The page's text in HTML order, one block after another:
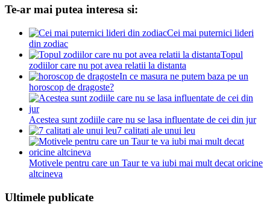
Te-ar mai putea interesa si:
Cei mai puternici lideri
din zodiac
Topul
zodiilor care nu pot avea relatii la distanta
In ce masura ne putem baza pe un
horoscop de dragoste?
Acestea sunt zodiile care nu se lasa influentate de cei din jur
7 calitati ale unui leu
Motivele pentru care un Taur te va iubi mai mult decat oricine
altcineva
Ultimele publicate